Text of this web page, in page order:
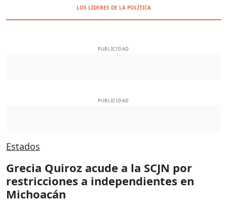
LOS LÍDERES DE LA POLÍTICA
PUBLICIDAD
PUBLICIDAD
Estados
Grecia Quiroz acude a la SCJN por
restricciones a independientes en
Michoacán